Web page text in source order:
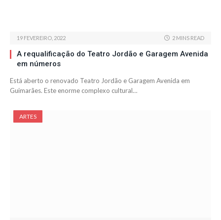
19 FEVEREIRO, 2022 2 MINS READ
A requalificação do Teatro Jordão e Garagem Avenida
em números
Está aberto o renovado Teatro Jordão e Garagem Avenida em
Guimarães. Este enorme complexo cultural…
ARTES